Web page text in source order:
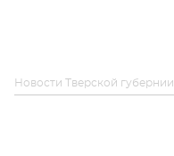
Новости Тверской губернии